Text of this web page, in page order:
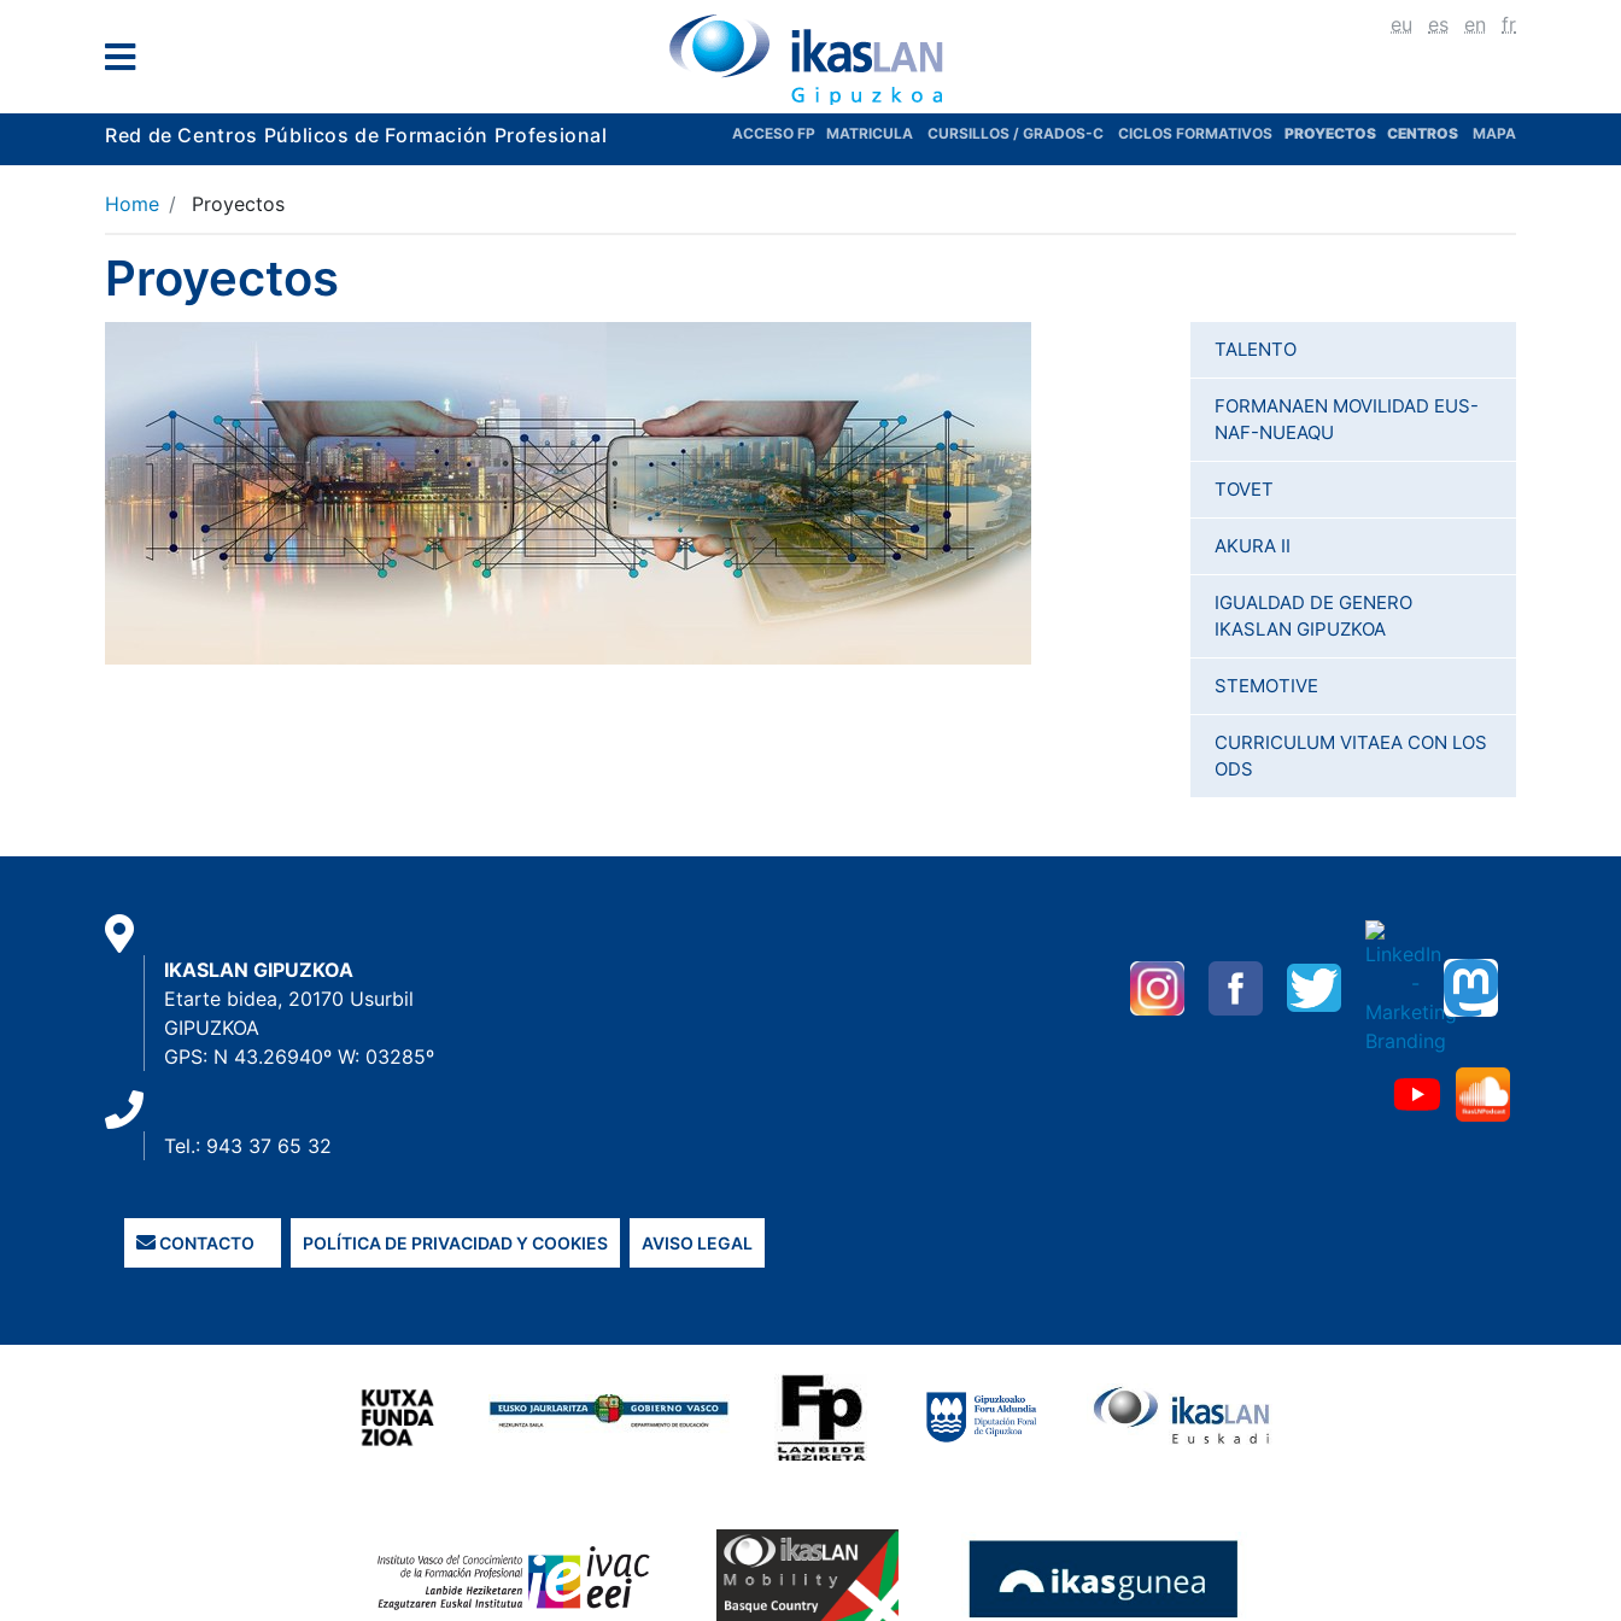
eu es en fr
Red de Centros Públicos de Formación Profesional ACCESO FP MATRICULA CURSILLOS / GRADOS-C CICLOS FORMATIVOS PROYECTOS CENTROS MAPA
Home Proyectos
Proyectos
TALENTO
FORMANAEN MOVILIDAD EUS-
NAF-NUEAQU
TOVET
AKURA II
IGUALDAD DE GENERO
IKASLAN GIPUZKOA
STEMOTIVE
CURRICULUM VITAEA CON LOS
ODS
IKASLAN GIPUZKOA
Etarte bidea, 20170 Usurbil
GIPUZKOA
GPS: N 43.26940º W: 03285º
Tel.: 943 37 65 32
CONTACTO POLÍTICA DE PRIVACIDAD Y COOKIES AVISO LEGAL